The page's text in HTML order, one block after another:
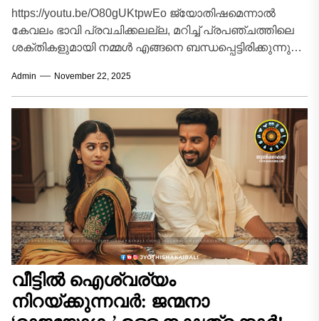
https://youtu.be/O80gUKtpwEo ജ്യോതിഷമെന്നാൽ
കേവലം ഭാവി പ്രവചിക്കലല്ല, മറിച്ച് പ്രപഞ്ചത്തിലെ
ശക്തികളുമായി നമ്മൾ എങ്ങനെ ബന്ധപ്പെട്ടിരിക്കുന്നു
ജീവിതഗതിയെയും സ്വാധീനിക്കുന്ന ആ പൗരാണിക
രഹസ്യങ്ങളിലേക്ക്...
Admin November 22, 2025
വീട്ടിൽ ഐശ്വര്യം
നിറയ്ക്കുന്നവർ: ജന്മനാ